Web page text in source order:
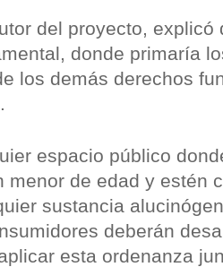
del proyecto, explicó
donde primaría
los demás derechos
espacio público
menor de edad y estén
sustancia
deberán
esta ordenanza